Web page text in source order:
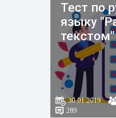
правильных
получает
60%-80% -
40%-60% -
твой
ТРЕНИРУЙСЯ и у
получится!
Тест по
языку
30.01.2019
289